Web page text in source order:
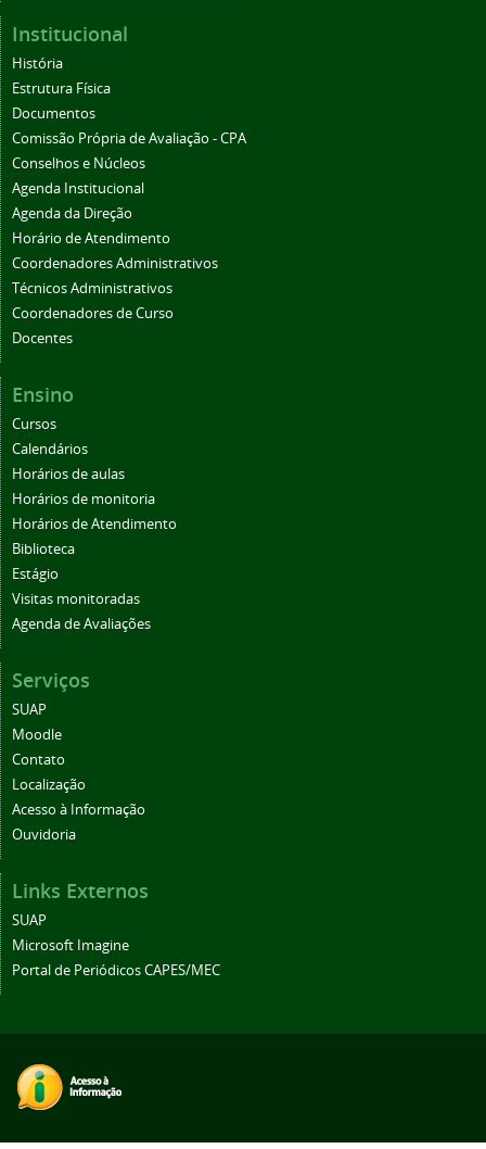
Institucional
História
Estrutura Física
Documentos
Comissão Própria de Avaliação - CPA
Conselhos e Núcleos
Agenda Institucional
Agenda da Direção
Horário de Atendimento
Coordenadores Administrativos
Técnicos Administrativos
Coordenadores de Curso
Docentes
Ensino
Cursos
Calendários
Horários de aulas
Horários de monitoria
Horários de Atendimento
Biblioteca
Estágio
Visitas monitoradas
Agenda de Avaliações
Serviços
SUAP
Moodle
Contato
Localização
Acesso à Informação
Ouvidoria
Links Externos
SUAP
Microsoft Imagine
Portal de Periódicos CAPES/MEC